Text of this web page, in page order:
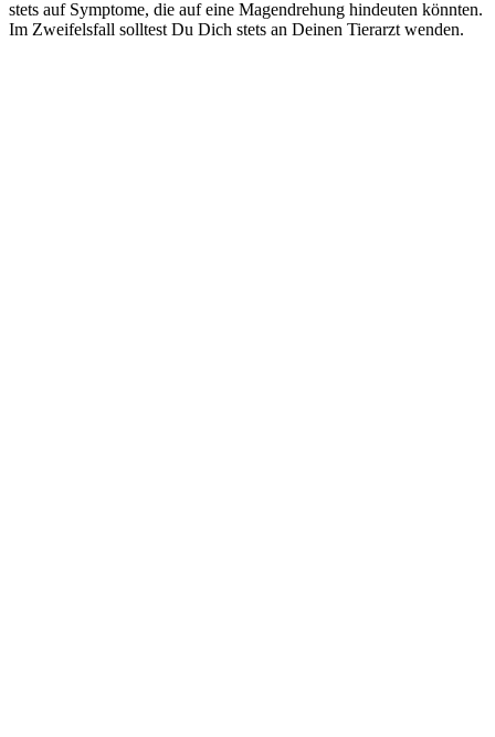
stets auf Symptome, die auf eine Magendrehung hindeuten könnten.
Im Zweifelsfall solltest Du Dich stets an Deinen Tierarzt wenden.